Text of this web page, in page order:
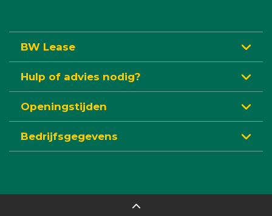
BW Lease
Hulp of advies nodig?
Openingstijden
Bedrijfsgegevens